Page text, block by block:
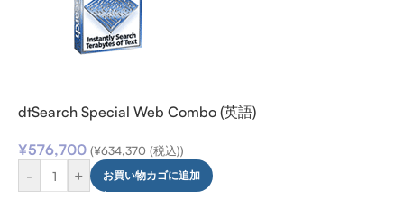
dtSearch Special Web Combo (英語)
¥576,700 (¥634,370 (税込))
- + お買い物カゴに追加